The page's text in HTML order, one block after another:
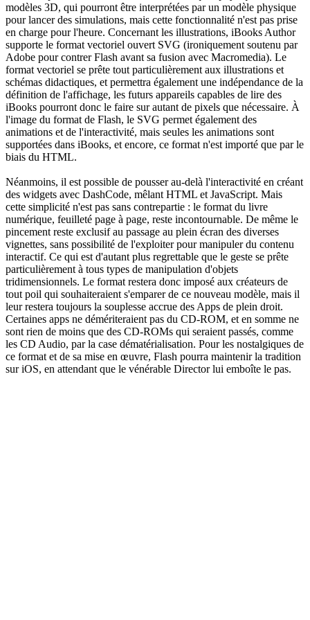
modèles 3D, qui pourront être interprétées par un modèle physique
pour lancer des simulations, mais cette fonctionnalité n'est pas prise
en charge pour l'heure. Concernant les illustrations, iBooks Author
supporte le format vectoriel ouvert SVG (ironiquement soutenu par
Adobe pour contrer Flash avant sa fusion avec Macromedia). Le
format vectoriel se prête tout particulièrement aux illustrations et
schémas didactiques, et permettra également une indépendance de la
définition de l'affichage, les futurs appareils capables de lire des
iBooks pourront donc le faire sur autant de pixels que nécessaire. À
l'image du format de Flash, le SVG permet également des
animations et de l'interactivité, mais seules les animations sont
supportées dans iBooks, et encore, ce format n'est importé que par le
biais du HTML.
Néanmoins, il est possible de pousser au-delà l'interactivité en créant
des widgets avec DashCode, mêlant HTML et JavaScript. Mais
cette simplicité n'est pas sans contrepartie : le format du livre
numérique, feuilleté page à page, reste incontournable. De même le
pincement reste exclusif au passage au plein écran des diverses
vignettes, sans possibilité de l'exploiter pour manipuler du contenu
interactif. Ce qui est d'autant plus regrettable que le geste se prête
particulièrement à tous types de manipulation d'objets
tridimensionnels. Le format restera donc imposé aux créateurs de
tout poil qui souhaiteraient s'emparer de ce nouveau modèle, mais il
leur restera toujours la souplesse accrue des Apps de plein droit.
Certaines apps ne démériteraient pas du CD-ROM, et en somme ne
sont rien de moins que des CD-ROMs qui seraient passés, comme
les CD Audio, par la case dématérialisation. Pour les nostalgiques de
ce format et de sa mise en œuvre, Flash pourra maintenir la tradition
sur iOS, en attendant que le vénérable Director lui emboîte le pas.